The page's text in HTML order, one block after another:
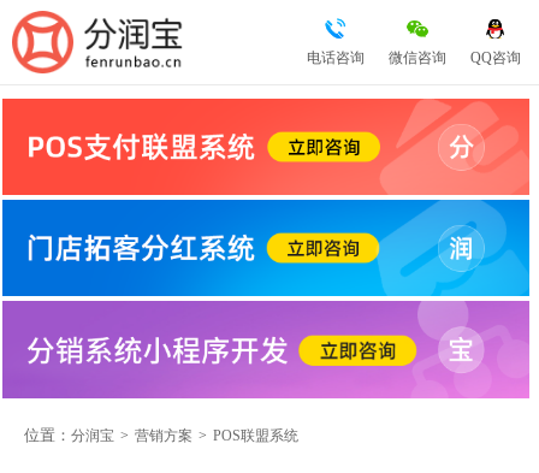
QQ咨询
微信咨询
电话咨询
位置： 分润宝 > 营销方案 > POS联盟系统